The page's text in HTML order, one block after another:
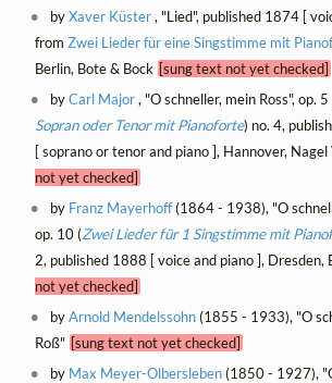
byXaver Küster, "Lied", published 1874 [
from Zwei Lieder für eine Singstimme mit
Berlin, Bote & Bock [sung text not yet checked]
byCarl Major, "O schneller, mein Ross", op. 5
Sopran oder Tenor mit Pianoforte) no. 4,
[ soprano or tenor and piano ], Hannover, Nagel
not yet checked]
by Franz Mayerhoff(1864 - 1938), "O
op. 10 (Zwei Lieder für 1 Singstimme mit
2, published 1888 [ voice and piano ], Dresden,
not yet checked]
byArnold Mendelssohn(1855 - 1933), "O
Roß" [sung text not yet checked]
by Max Meyer-Olbersleben(1850 - 1927),